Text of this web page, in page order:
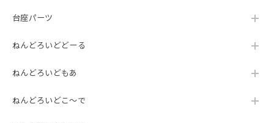
台座パーツ
ねんどろいどどーる
ねんどろいどもあ
ねんどろいどこ～で